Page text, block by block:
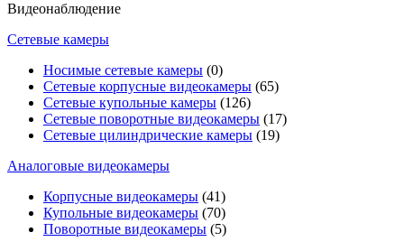
Видеонаблюдение
Сетевые камеры
Носимые сетевые камеры (0)
Сетевые корпусные видеокамеры (65)
Сетевые купольные камеры (126)
Сетевые поворотные видеокамеры (17)
Сетевые цилиндрические камеры (19)
Аналоговые видеокамеры
Корпусные видеокамеры (41)
Купольные видеокамеры (70)
Поворотные видеокамеры (5)